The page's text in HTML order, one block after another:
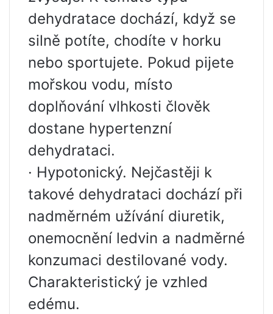
dehydratace dochází, když se
silně potíte, chodíte v horku
nebo sportujete. Pokud pijete
mořskou vodu, místo
doplňování vlhkosti člověk
dostane hypertenzní
dehydrataci.
· Hypotonický. Nejčastěji k
takové dehydrataci dochází při
nadměrném užívání diuretik,
onemocnění ledvin a nadměrné
konzumaci destilované vody.
Charakteristický je vzhled
edému.